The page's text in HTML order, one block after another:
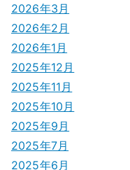
2026年3月
2026年2月
2026年1月
2025年12月
2025年11月
2025年10月
2025年9月
2025年7月
2025年6月